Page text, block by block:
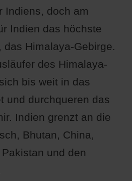
Indiens, doch am
Indien das höchste
das Himalaya-Gebirge.
des Himalaya-
bis weit in das
und durchqueren das
Indien grenzt an die
Bhutan, China,
und den